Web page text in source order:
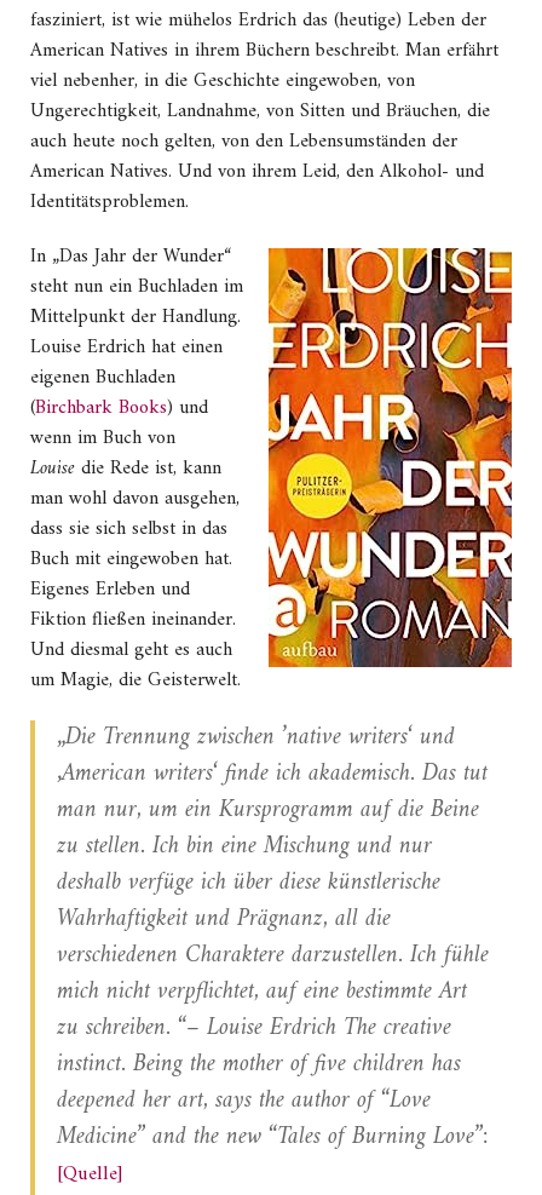
fasziniert, ist wie mühelos Erdrich das (heutige) Leben der
American Natives in ihrem Büchern beschreibt. Man erfährt
viel nebenher, in die Geschichte eingewoben, von
Ungerechtigkeit, Landnahme, von Sitten und Bräuchen, die
auch heute noch gelten, von den Lebensumständen der
American Natives. Und von ihrem Leid, den Alkohol- und
Identitätsproblemen.
In „Das Jahr der Wunder“
steht nun ein Buchladen im
Mittelpunkt der Handlung.
Louise Erdrich hat einen
eigenen Buchladen
(Birchbark Books) und
wenn im Buch von
Louisedie Rede ist, kann
man wohl davon ausgehen,
dass sie sich selbst in das
Buch mit eingewoben hat.
Eigenes Erleben und
Fiktion fließen ineinander.
Und diesmal geht es auch
um Magie, die Geisterwelt.
„Die Trennung zwischen ’native writers‘ und
‚American writers‘ finde ich akademisch. Das tut
man nur, um ein Kursprogramm auf die Beine
zu stellen. Ich bin eine Mischung und nur
deshalb verfüge ich über diese künstlerische
Wahrhaftigkeit und Prägnanz, all die
verschiedenen Charaktere darzustellen. Ich fühle
mich nicht verpflichtet, auf eine bestimmte Art
zu schreiben. “– Louise Erdrich The creative
instinct. Being the mother of five children has
deepened her art, says the author of “Love
Medicine” and the new “Tales of Burning Love”:
[Quelle]